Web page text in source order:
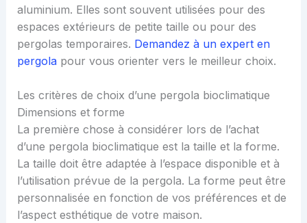
aluminium. Elles sont souvent utilisées pour des
espaces extérieurs de petite taille ou pour des
pergolas temporaires. Demandez à un expert en
pergolapour vous orienter vers le meilleur choix.
Les critères de choix d’une pergola bioclimatique
Dimensions et forme
La première chose à considérer lors de l’achat
d’une pergola bioclimatique est la taille et la forme.
La taille doit être adaptée à l’espace disponible et à
l’utilisation prévue de la pergola. La forme peut être
personnalisée en fonction de vos préférences et de
l’aspect esthétique de votre maison.